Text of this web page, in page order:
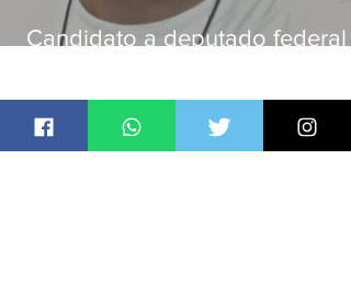
Candidato a deputado federal